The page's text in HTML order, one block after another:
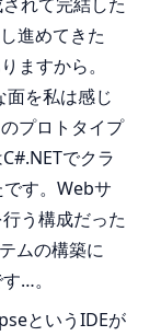
進めてきた
ますから。
を私は感じ
プロトタイプ
でクラ
す。Webサ
う構成だった
ムの構築に
…。
というIDEが